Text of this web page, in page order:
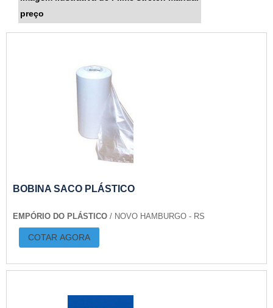
preço
BOBINA SACO PLÁSTICO
EMPÓRIO DO PLÁSTICO / NOVO HAMBURGO - RS
COTAR AGORA